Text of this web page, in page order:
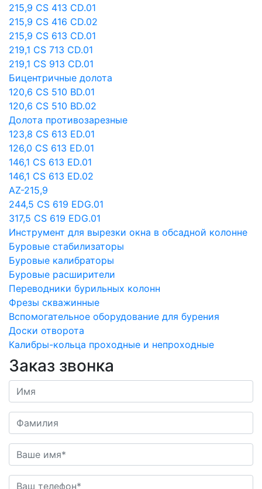
215,9 CS 413 CD.01
215,9 CS 416 CD.02
215,9 CS 613 CD.01
219,1 CS 713 CD.01
219,1 CS 913 CD.01
Бицентричные долота
120,6 CS 510 BD.01
120,6 CS 510 BD.02
Долота противозарезные
123,8 CS 613 ED.01
126,0 CS 613 ED.01
146,1 CS 613 ED.01
146,1 CS 613 ED.02
AZ-215,9
244,5 CS 619 EDG.01
317,5 CS 619 EDG.01
Инструмент для вырезки окна в обсадной колонне
Буровые стабилизаторы
Буровые калибраторы
Буровые расширители
Переводники бурильных колонн
Фрезы скважинные
Вспомогательное оборудование для бурения
Доски отворота
Калибры-кольца проходные и непроходные
Заказ звонка